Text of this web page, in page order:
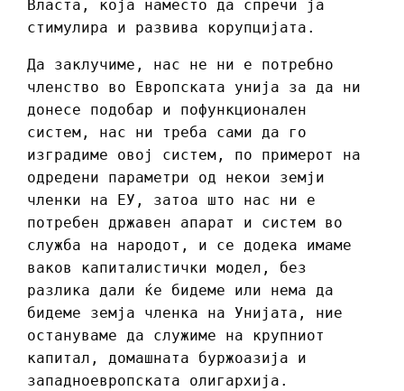
Власта, која наместо да спречи ја
стимулира и развива корупцијата.
Да заклучиме, нас не ни е потребно
членство во Европската унија за да ни
донесе подобар и пофункционален
систем, нас ни треба сами да го
изградиме овој систем, по примерот на
одредени параметри од некои земји
членки на ЕУ, затоа што нас ни е
потребен државен апарат и систем во
служба на народот, и се додека имаме
ваков капиталистички модел, без
разлика дали ќе бидеме или нема да
бидеме земја членка на Унијата, ние
остануваме да служиме на крупниот
капитал, домашната буржоазија и
западноевропската олигархија.